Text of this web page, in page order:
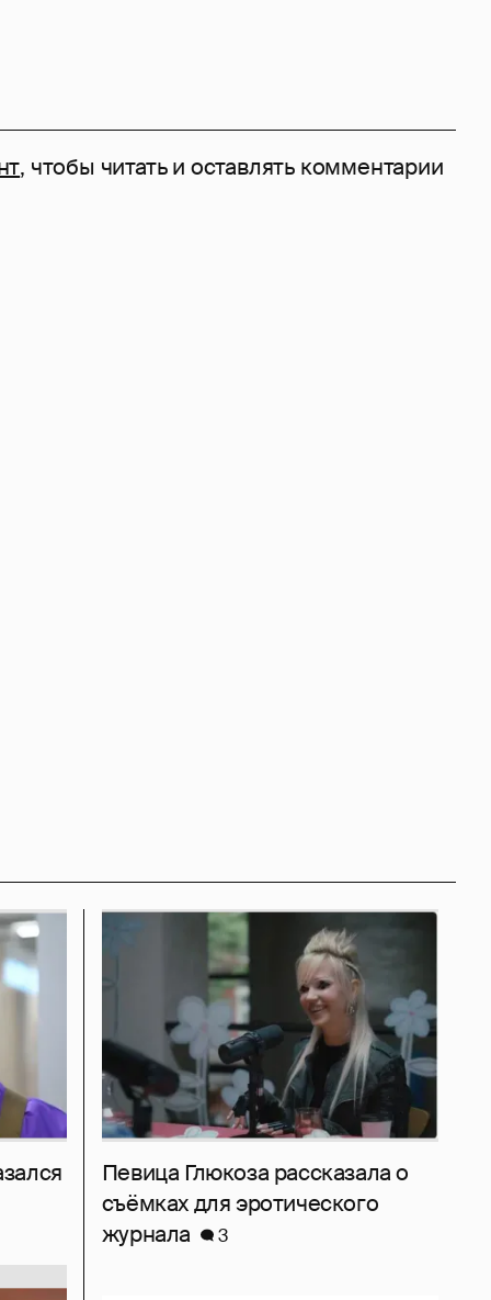
, чтобы читать и оставлять комментарии
Певица Глюкоза рассказала о
съёмках для эротического
журнала
3